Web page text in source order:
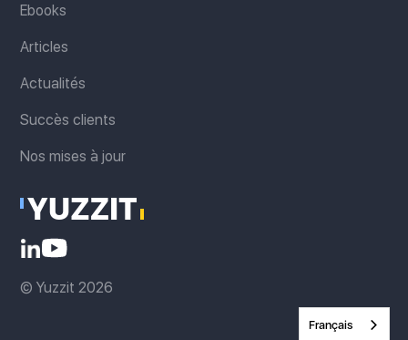
Ebooks
Articles
Actualités
Succès clients
Nos mises à jour
© Yuzzit 2026
Français